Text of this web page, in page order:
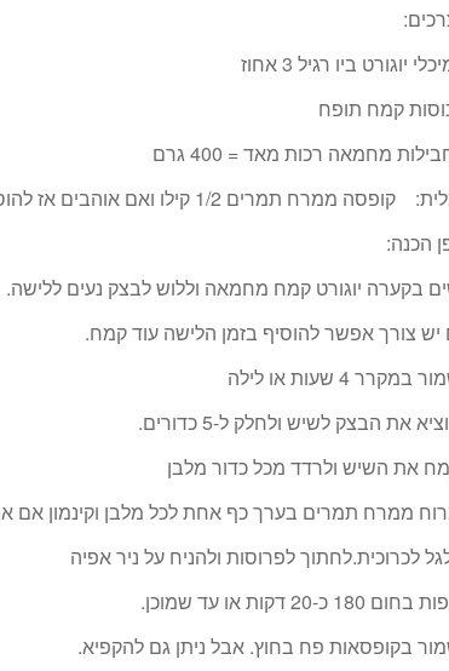
ממרח תמרים 1/2 קילו ואם אוהבים אז להוסיף קצת קינמון.
הכנה:
בקערה יוגורט קמח מחמאה וללוש לבצק נעים ללישה.
צורך אפשר להוסיף בזמן הלישה עוד קמח.
במקרר 4 שעות או לילה
את הבצק לשיש ולחלק ל-5 כדורים.
את השיש ולרדד מכל כדור מלבן
ממרח תמרים בערך כף אחת לכל מלבן וקינמון אם
לכרוכית.לחתוך לפרוסות ולהניח על ניר אפיה
180 כ-20 דקות או עד שמוכן.
בקופסאות פח בחוץ. אבל ניתן גם להקפיא.